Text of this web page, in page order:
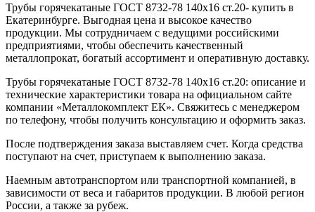
Трубы горячекатаные ГОСТ 8732-78 140x16 ст.20- купить в
Екатеринбурге. Выгодная цена и высокое качество
продукции. Мы сотрудничаем с ведущими российскими
предприятиями, чтобы обеспечить качественный
металлопрокат, богатый ассортимент и оперативную доставку.
Трубы горячекатаные ГОСТ 8732-78 140x16 ст.20: описание и
технические характеристики товара на официальном сайте
компании «Металлокомплект ЕК». Свяжитесь с менеджером
по телефону, чтобы получить консультацию и оформить заказ.
После подтверждения заказа выставляем счет. Когда средства
поступают на счет, приступаем к выполнению заказа.
Наемным автотранспортом или транспортной компанией, в
зависимости от веса и габаритов продукции. В любой регион
России, а также за рубеж.